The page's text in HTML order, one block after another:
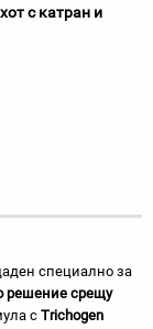
с катран и
специално за
решение срещу
с Trichogen